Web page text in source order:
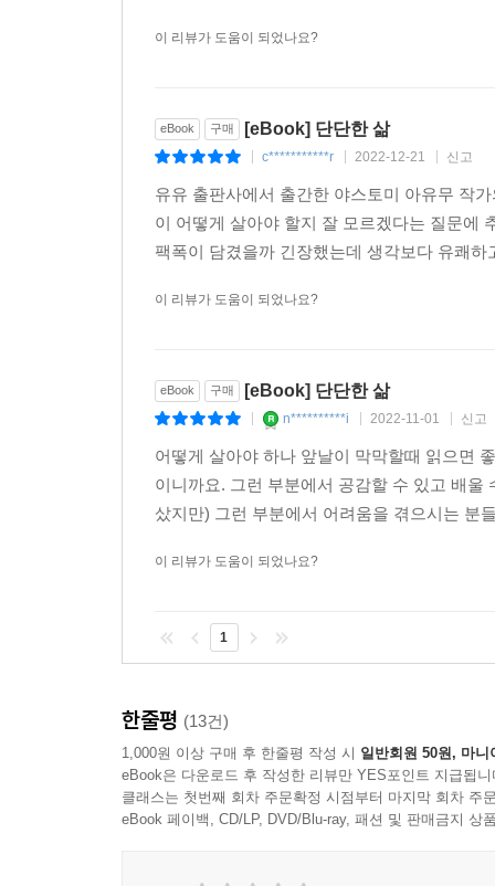
이 리뷰가 도움이 되었나요?
eBook 구매 [eBook] 단단한 삶
c***********r 2022-12-21 신고
유유 출판사에서 출간한 야스토미 아유무 작
이 어떻게 살아야 할지 잘 모르겠다는 질문에
팩폭이 담겼을까 긴장했는데 생각보다 유쾌
이 리뷰가 도움이 되었나요?
eBook 구매 [eBook] 단단한 삶
n**********i 2022-11-01 신고
어떻게 살아야 하나 앞날이 막막할때 읽으면
이니까요. 그런 부분에서 공감할 수 있고 배
샀지만) 그런 부분에서 어려움을 겪으시는 분
이 리뷰가 도움이 되었나요?
1
한줄평 (13건)
1,000원 이상 구매 후 한줄평 작성 시 일반회원 50원, 마니
eBook은 다운로드 후 작성한 리뷰만 YES포인트 지급됩니
클래스는 첫번째 회차 주문확정 시점부터 마지막 회차 주
eBook 페이백, CD/LP, DVD/Blu-ray, 패션 및 판매금지 상